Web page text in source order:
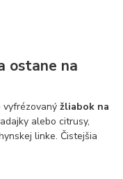
ostane na
vyfrézovanýžliabok na
alebo citrusy,
linke. Čistejšia